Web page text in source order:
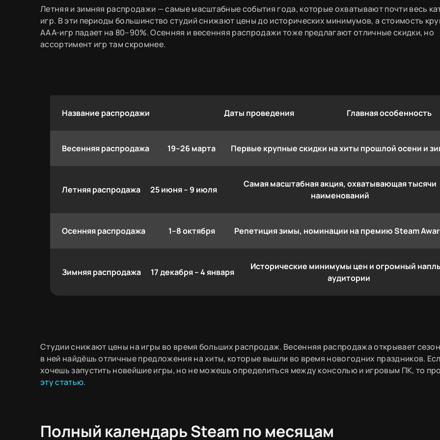
Летняя и зимняя распродажи — самые масштабные события года, которые охватывают почти весь
игр. В эти периоды большинство студий снижают цены до исторических минимумов, а стоимость
AAA-игр падает на 80–90%. Осенняя и весенняя распродажи тоже предлагают отличные скидки, но
ассортимент игр там скромнее.
Название распродажи Даты проведения Главная особенность
Весенняя распродажа 19–26 марта Первые крупные скидки на хиты прошлой осени и
Летняя распродажа 25 июня – 9 июля
Самая масштабная акция, охватывающая тысячи
наименований
Осенняя распродажа 1–8 октября Репетиция зимы, номинации на премию Steam
Зимняя распродажа 17 декабря – 4 января
Исторические минимумы цен и огромный
аудитории
Студии снижают цены на игры во время больших распродаж. Весенняя распродажа открывает
в ней найдёшь отличные предложения на хиты, которые вышли во время новогодних праздников.
хочешь запустить новейшие игры, но не можешь определиться между консолью и игровым ПК, то
эту статью.
Полный календарь Steam по месяцам